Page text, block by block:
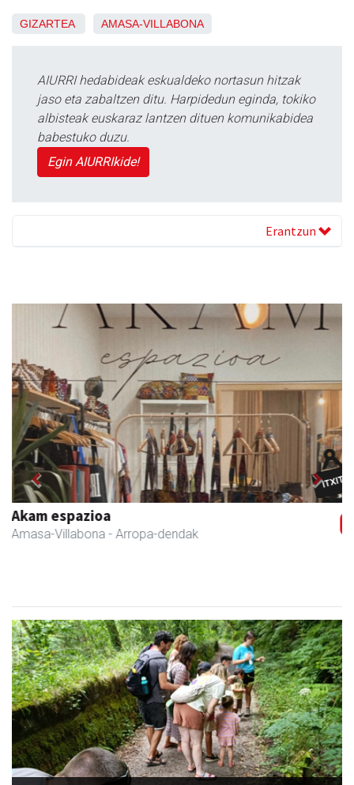
GIZARTEA AMASA-VILLABONA
AIURRI hedabideak eskualdeko nortasun hitzak
jaso eta zabaltzen ditu. Harpidedun eginda, tokiko
albisteak euskaraz lantzen dituen komunikabidea
babestuko duzu.
Egin AIURRIkide!
Erantzun
Erniobea BHI
Amasa-Villabona - Hezkuntza
Previous Next